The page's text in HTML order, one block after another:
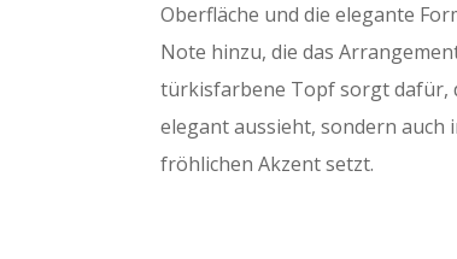
Oberfläche und die elegante
Note hinzu, die das
türkisfarbene Topf sorgt dafür,
elegant aussieht, sondern auch
fröhlichen Akzent setzt.